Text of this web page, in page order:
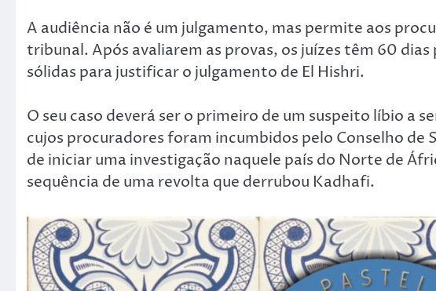
A audiência não é um julgamento, mas permite aos
tribunal. Após avaliarem as provas, os juízes têm 60
sólidas para justificar o julgamento de El Hishri.
O seu caso deverá ser o primeiro de um suspeito líbio a
cujos procuradores foram incumbidos pelo Conselho de
de iniciar uma investigação naquele país do Norte de
sequência de uma revolta que derrubou Kadhafi.